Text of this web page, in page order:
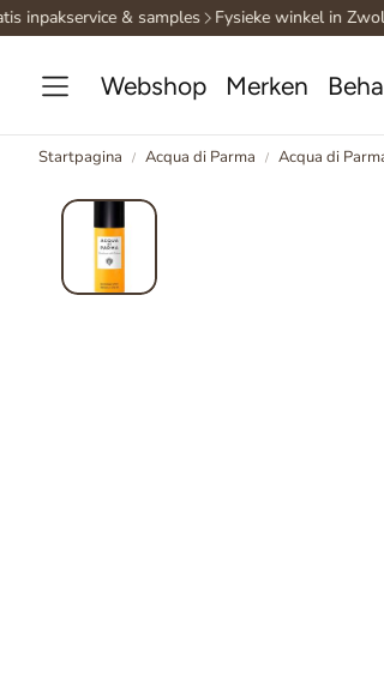
inpakservice & samples Fysieke winkel in Zwolle
Webshop Merken
Startpagina Acqua di Parma Acqua di